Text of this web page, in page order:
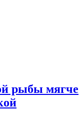
рыбы мягче